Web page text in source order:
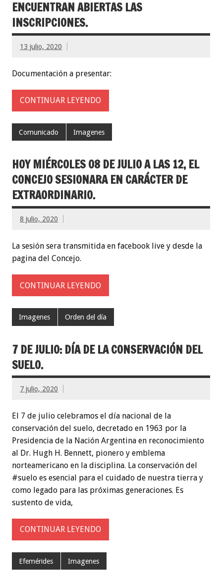
ENCUENTRAN ABIERTAS LAS
INSCRIPCIONES.
13 julio, 2020
Documentación a presentar:
CONTINUAR LEYENDO
Comunicado Imagenes
HOY MIÉRCOLES 08 DE JULIO A LAS 12, EL
CONCEJO SESIONARA EN CARÁCTER DE
EXTRAORDINARIO.
8 julio, 2020
La sesión sera transmitida en facebook live y desde la
pagina del Concejo.
CONTINUAR LEYENDO
Imagenes Orden del día
7 DE JULIO: DÍA DE LA CONSERVACIÓN DEL
SUELO.
7 julio, 2020
El 7 de julio celebramos el día nacional de la
conservación del suelo, decretado en 1963 por la
Presidencia de la Nación Argentina en reconocimiento
al Dr. Hugh H. Bennett, pionero y emblema
norteamericano en la disciplina. La conservación del
#suelo es esencial para el cuidado de nuestra tierra y
como legado para las próximas generaciones. Es
sustento de vida,
CONTINUAR LEYENDO
Efemérides Imagenes